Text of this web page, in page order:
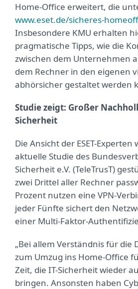
Home-Office erweitert, die
www.eset.de/sicheres-
Insbesondere KMU erhalten
pragmatische Tipps, wie die
zwischen dem Unternehmen
dem Rechner in den eigenen
abhörsicher gestaltet werden
Studie zeigt: Großer
Sicherheit
Die Ansicht der ESET-
aktuelle Studie des
Sicherheit e.V. (TeleTrusT)
zwei Drittel aller Rechner
Prozent nutzen eine VPN-
jeder Fünfte sichert den
einer Multi-Faktor-
„Bei allem Verständnis für die
zum Umzug ins Home-Office
Zeit, die IT-Sicherheit wieder
bringen. Ansonsten haben